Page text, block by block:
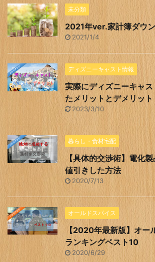
未分類
2021年ver.家計簿ダウ
2021/1/4
ディズニーキャスト情報
実際にディズニーキャ
たメリットとデメリット
2023/3/10
暮らし・食材宅配
【具体的交渉術】電化
値引きした方法
2020/7/13
オールドスパイス
【2020年最新版】オー
ランキングベスト10
2020/6/29